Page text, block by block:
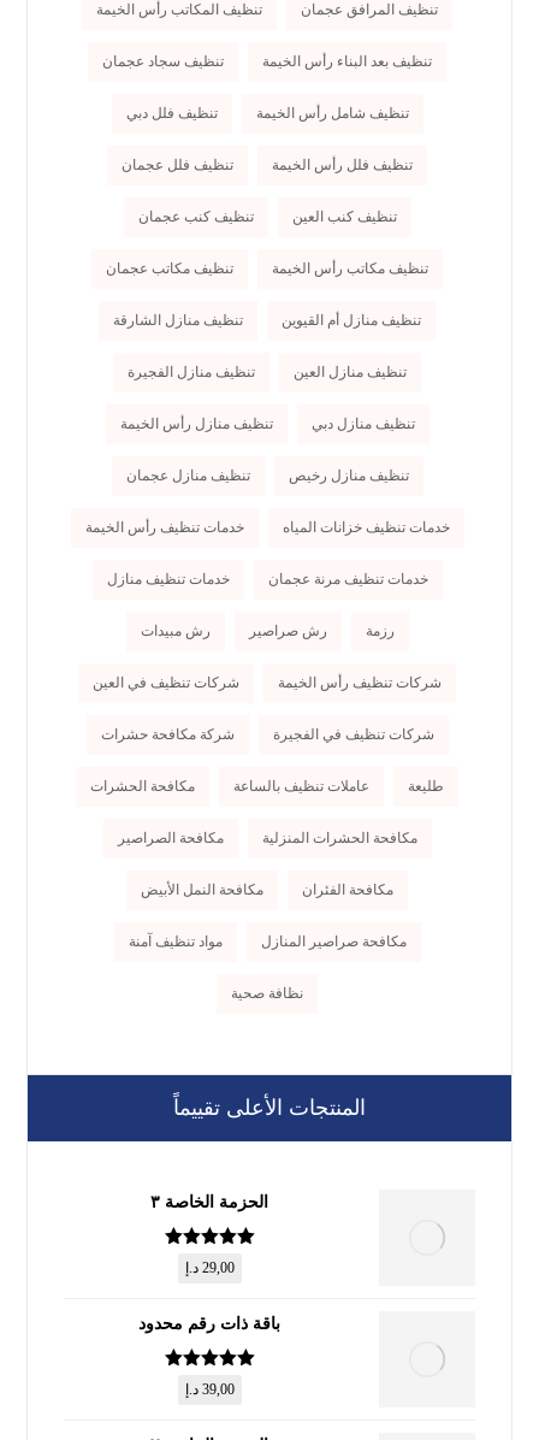
تنظيف المرافق عجمان تنظيف المكاتب رأس الخيمة
تنظيف بعد البناء رأس الخيمة تنظيف سجاد عجمان
تنظيف شامل رأس الخيمة تنظيف فلل دبي
تنظيف فلل رأس الخيمة تنظيف فلل عجمان
تنظيف كنب العين تنظيف كنب عجمان
تنظيف مكاتب رأس الخيمة تنظيف مكاتب عجمان
تنظيف منازل أم القيوين تنظيف منازل الشارقة
تنظيف منازل العين تنظيف منازل الفجيرة
تنظيف منازل دبي تنظيف منازل رأس الخيمة
تنظيف منازل رخيص تنظيف منازل عجمان
خدمات تنظيف خزانات المياه خدمات تنظيف رأس الخيمة
خدمات تنظيف مرنة عجمان خدمات تنظيف منازل
رزمة رش صراصير رش مبيدات
شركات تنظيف رأس الخيمة شركات تنظيف في العين
شركات تنظيف في الفجيرة شركة مكافحة حشرات
طليعة عاملات تنظيف بالساعة مكافحة الحشرات
مكافحة الحشرات المنزلية مكافحة الصراصير
مكافحة الفئران مكافحة النمل الأبيض
مكافحة صراصير المنازل مواد تنظيف آمنة
نظافة صحية
المنتجات الأعلى تقييماً
الحزمة الخاصة ٣
تم التقييم
من 5
29,00 د.إ
باقة ذات رقم محدود
تم التقييم
من 5
39,00 د.إ